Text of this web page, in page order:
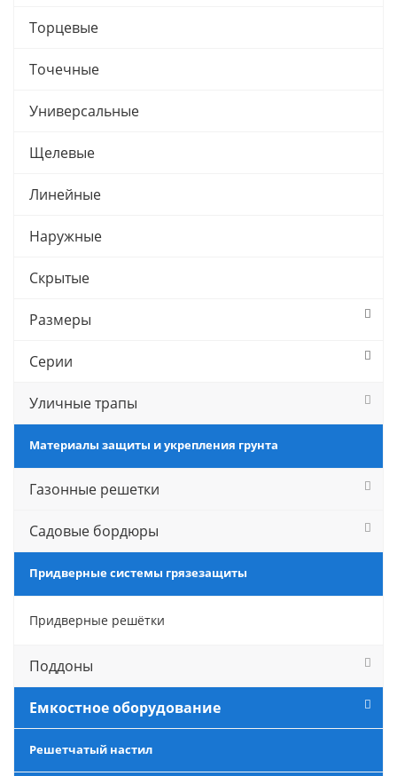
Торцевые
Точечные
Универсальные
Щелевые
Линейные
Наружные
Скрытые
Размеры
Серии
Уличные трапы
Материалы защиты и укрепления грунта
Газонные решетки
Садовые бордюры
Придверные системы грязезащиты
Придверные решётки
Поддоны
Емкостное оборудование
Решетчатый настил